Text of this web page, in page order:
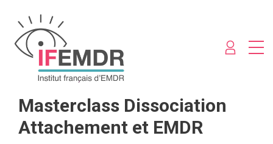
Masterclass Dissociation
Attachement et EMDR